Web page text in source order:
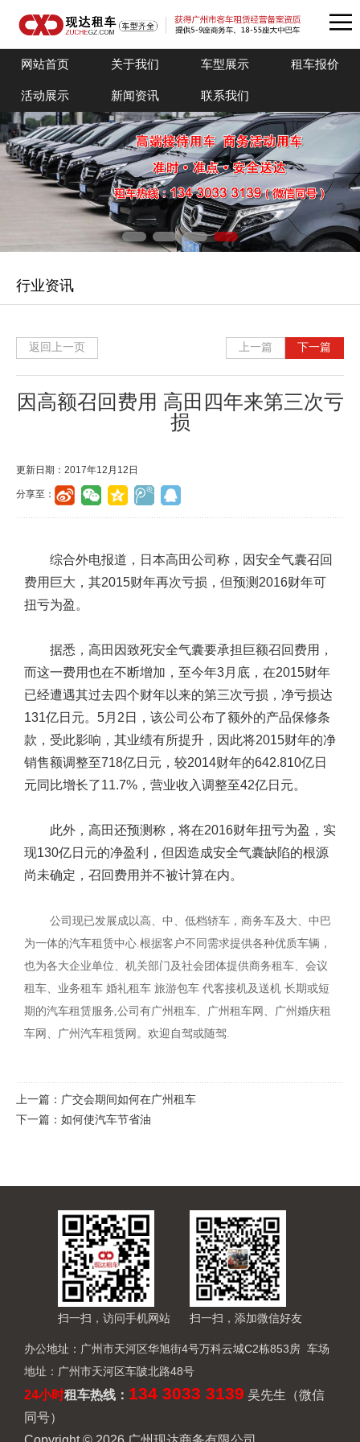
网站首页 关于我们 车型展示 租车报价
活动展示 新闻资讯 联系我们
行业资讯
返回上一页 下一篇
上一篇
因高额召回费用 高田四年来第三次亏
损
更新日期：2017年12月12日
分享至：
综合外电报道，日本高田公司称，因安全气囊召回
费用巨大，其2015财年再次亏损，但预测2016财年可
扭亏为盈。
据悉，高田因致死安全气囊要承担巨额召回费用，
而这一费用也在不断增加，至今年3月底，在2015财年
已经遭遇其过去四个财年以来的第三次亏损，净亏损达
131亿日元。5月2日，该公司公布了额外的产品保修条
款，受此影响，其业绩有所提升，因此将2015财年的净
销售额调整至718亿日元，较2014财年的642.810亿日
元同比增长了11.7%，营业收入调整至42亿日元。
此外，高田还预测称，将在2016财年扭亏为盈，实
现130亿日元的净盈利，但因造成安全气囊缺陷的根源
尚未确定，召回费用并不被计算在内。
公司现已发展成以高、中、低档轿车，商务车及大、中巴
为一体的汽车租赁中心.根据客户不同需求提供各种优质车辆，
也为各大企业单位、机关部门及社会团体提供商务租车、会议
租车、业务租车 婚礼租车 旅游包车 代客接机及送机 长期或短
期的汽车租赁服务,公司有广州租车、广州租车网、广州婚庆租
车网、广州汽车租赁网。欢迎自驾或随驾.
上一篇： 广交会期间如何在广州租车
下一篇： 如何使汽车节省油
扫一扫，访问手机网站 扫一扫，添加微信好友
办公地址：广州市天河区华旭街4号万科云城C2栋853房 车场
地址：广州市天河区车陂北路48号
24小时租车热线 ： 134 3033 3139 吴先生（微信
同号）